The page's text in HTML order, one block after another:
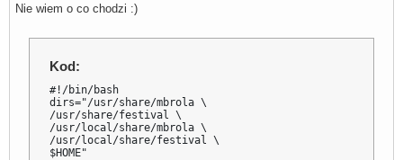
Nie wiem o co chodzi :)
Kod:
#!/bin/bash
dirs="/usr/share/mbrola \
/usr/share/festival \
/usr/local/share/mbrola \
/usr/local/share/festival \
$HOME"